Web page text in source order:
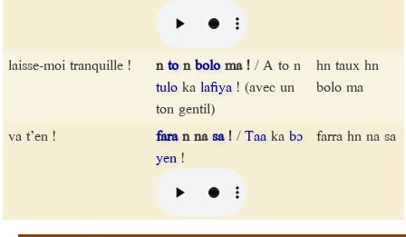
laisse-moi tranquille ! ntonboloma !/ A to n
tuloka lafiya! (avec un
ton gentil)
hn taux hn
bolo ma
va t’en ! faran nasa!/Taaka bɔ
yen!
farra hn na sa